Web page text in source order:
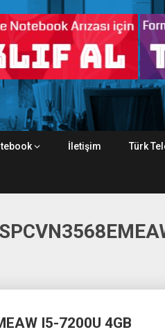
İletişim Türk
I5-7200U 4GB